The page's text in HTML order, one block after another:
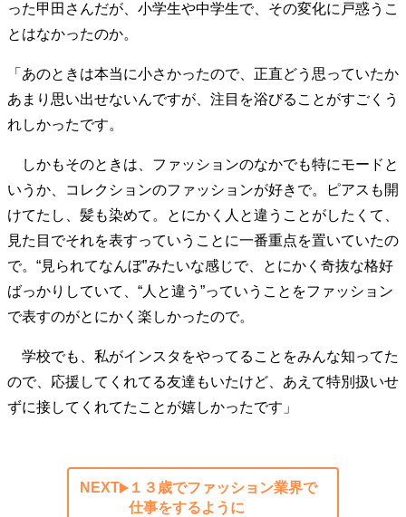
った甲田さんだが、小学生や中学生で、その変化に戸惑うこ
とはなかったのか。
「あのときは本当に小さかったので、正直どう思っていたか
あまり思い出せないんですが、注目を浴びることがすごくう
れしかったです。
しかもそのときは、ファッションのなかでも特にモードと
いうか、コレクションのファッションが好きで。ピアスも開
けてたし、髪も染めて。とにかく人と違うことがしたくて、
見た目でそれを表すっていうことに一番重点を置いていたの
で。“見られてなんぼ”みたいな感じで、とにかく奇抜な格好
ばっかりしていて、“人と違う”っていうことをファッション
で表すのがとにかく楽しかったので。
学校でも、私がインスタをやってることをみんな知ってた
ので、応援してくれてる友達もいたけど、あえて特別扱いせ
ずに接してくれてたことが嬉しかったです」
NEXT
１３歳でファッション業界で
仕事をするように